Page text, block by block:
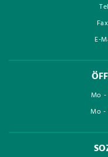
E-
Mo -
Mo -